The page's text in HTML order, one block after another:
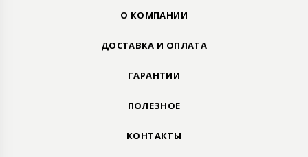
О КОМПАНИИ
ДОСТАВКА И ОПЛАТА
ГАРАНТИИ
ПОЛЕЗНОЕ
КОНТАКТЫ